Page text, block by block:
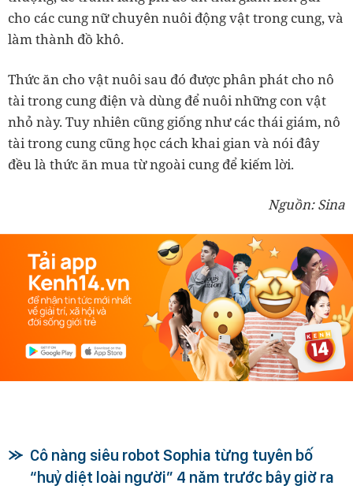
cho các cung nữ chuyên nuôi động vật trong cung, và
làm thành đồ khô.
Thức ăn cho vật nuôi sau đó được phân phát cho nô
tài trong cung điện và dùng để nuôi những con vật
nhỏ này. Tuy nhiên cũng giống như các thái giám, nô
tài trong cung cũng học cách khai gian và nói đây
đều là thức ăn mua từ ngoài cung để kiếm lời.
Nguồn: Sina
Cô nàng siêu robot Sophia từng tuyên bố
“huỷ diệt loài người” 4 năm trước bây giờ ra